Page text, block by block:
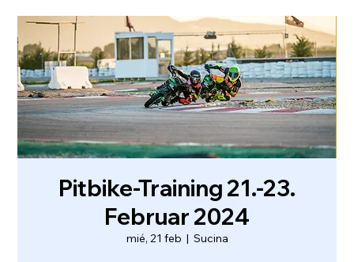
Pitbike-Training 21.-23.
Februar 2024
mié, 21 feb
  |
Sucina